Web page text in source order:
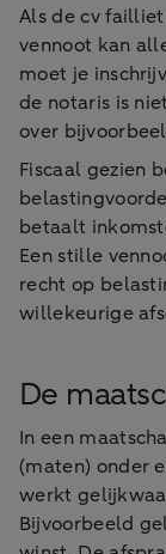
Als de cv
vennoot kan
moet je
de notaris is
over
Fiscaal gezien
betaalt
Een stille
recht op
willekeurige
De
In een
(maten) onder
werkt
Bijvoorbeeld